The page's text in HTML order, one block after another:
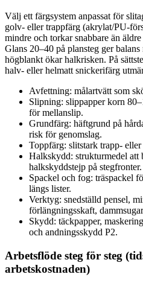
Välj ett färgsystem anpassat för
golv- eller trappfärg (akrylat/PU-
mindre och torkar snabbare än
Glans 20–40 på plansteg ger
högblankt ökar halkrisken. På
halv- eller helmatt snickerifärg
Avfettning: målartvätt som
Slipning: slippapper korn
för mellanslip.
Grundfärg: häftgrund på
risk för genomslag.
Toppfärg: slitstark trapp-
Halkskydd: strukturmedel att
halkskyddstejp på stegfronter.
Spackel och fog: träspackel
längs lister.
Verktyg: snedställd pensel,
förlängningsskaft,
Skydd: täckpapper,
och andningsskydd P2.
Arbetsflöde steg för steg
arbetskostnaden)